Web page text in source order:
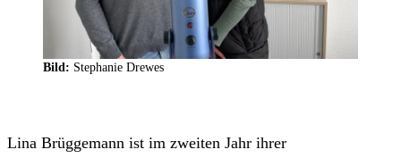
Bild: Stephanie Drewes
Lina Brüggemann ist im zweiten Jahr ihrer